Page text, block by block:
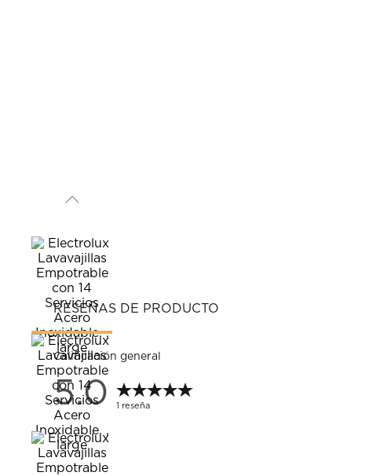
RESEÑAS DE PRODUCTO
Calificación general
5.0 1 reseña